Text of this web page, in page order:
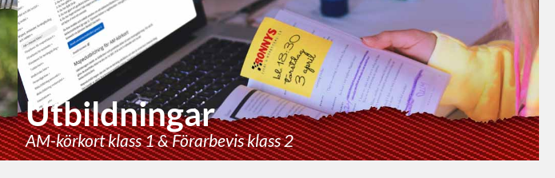
Utbildningar
AM-körkort klass 1 & Förarbevis klass 2